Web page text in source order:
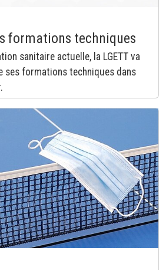
formations techniques
sanitaire actuelle, la LGETT va
ses formations techniques dans